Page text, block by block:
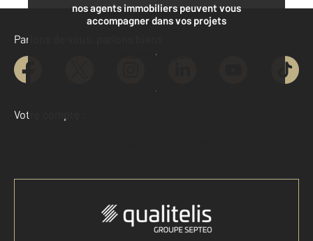
nos agents immobiliers peuvent vous
accompagner dans vos projets
Contacter l'agence
Demander une estimation
Parlons de vous, parlons biens
Votre compte :
Accéder à mon compte